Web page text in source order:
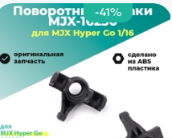
-41%